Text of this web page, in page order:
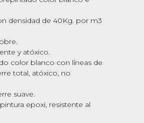
densidad de 40Kg. por m3
y atóxico.
color blanco con líneas de
total, atóxico, no
suave.
epoxi, resistente al